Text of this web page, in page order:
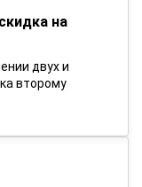
на
двух и
второму